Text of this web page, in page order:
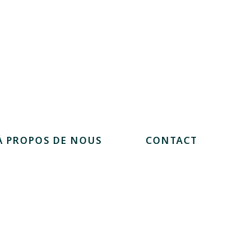
PROPOS DE NOUS CONTACT